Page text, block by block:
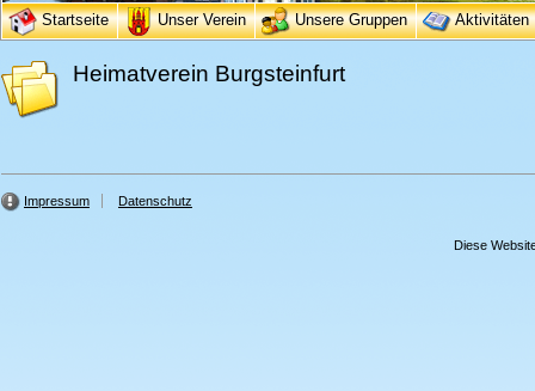
Startseite Unser Verein Unsere Gruppen Aktivitäten
Heimatverein Burgsteinfurt
Impressum Datenschutz
Diese